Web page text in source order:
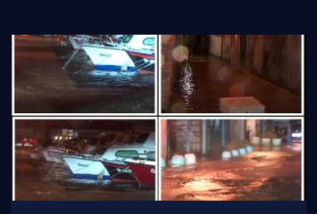
Otoci
Turizam i nautika
Pomorstvo
Ribolov
Ekologija
Tradicija i kultura